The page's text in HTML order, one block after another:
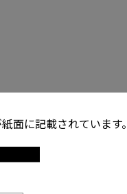
に記載されています。